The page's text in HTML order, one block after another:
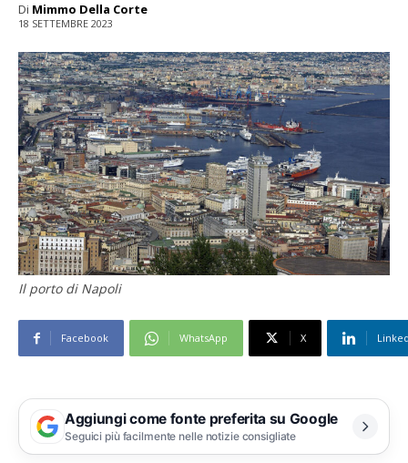
Di Mimmo Della Corte
18 SETTEMBRE 2023
Il porto di Napoli
Facebook WhatsApp X
Aggiungi come fonte preferita su Google
Seguici più facilmente nelle notizie consigliate